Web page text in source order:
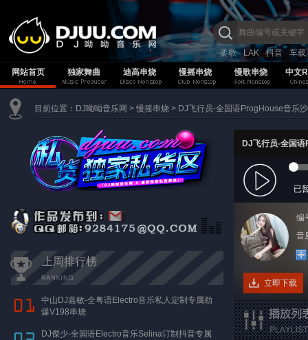
柔歌 LAK 抖音
车载
网站首页
独家舞曲 迪高串烧 慢摇串烧 慢歌串烧 中文
目前位置： DJ呦呦音乐网 > 慢摇串烧 > DJ飞行员-全国语ProgHouse音乐
上周排行榜
中山DJ嘉敏-全粤语Electro音乐私人定制专属劲
爆V198串烧
DJ傑少-全国语Electro音乐Selina订制抖音专属
DJ飞行员-全国
已
编
音
立即下载